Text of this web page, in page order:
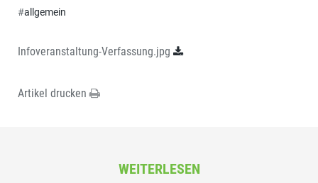
#allgemein
Infoveranstaltung-Verfassung.jpg
Artikel drucken
WEITERLESEN